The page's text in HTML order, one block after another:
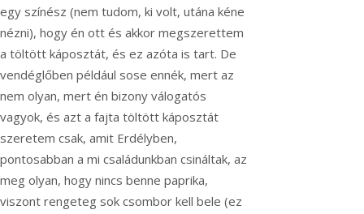
egy színész (nem tudom, ki volt, utána kéne
nézni), hogy én ott és akkor megszerettem
a töltött káposztát, és ez azóta is tart. De
vendéglőben például sose ennék, mert az
nem olyan, mert én bizony válogatós
vagyok, és azt a fajta töltött káposztát
szeretem csak, amit Erdélyben,
pontosabban a mi családunkban csináltak, az
meg olyan, hogy nincs benne paprika,
viszont rengeteg sok csombor kell bele (ez